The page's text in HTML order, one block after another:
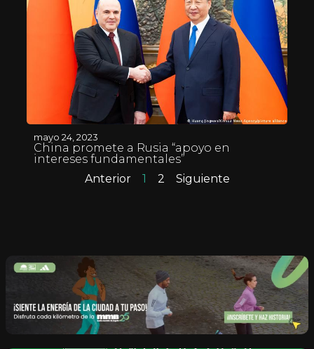
mayo 24, 2023
China promete a Rusia “apoyo en
intereses fundamentales”
Anterior
1 2 Siguiente